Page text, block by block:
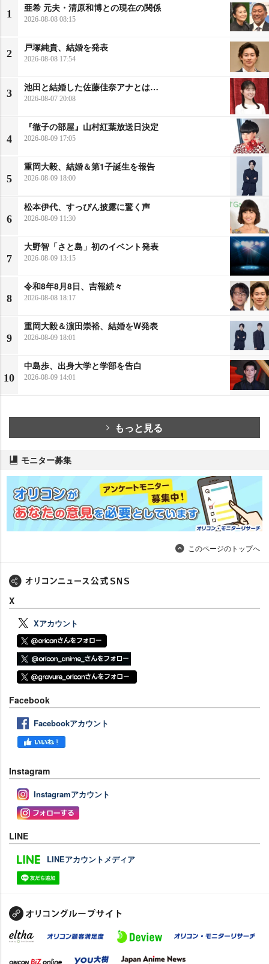
1
亜希 元夫・清原和博との現在の関係
2026-08-08 08:15
2
戸塚純貴、結婚を発表
2026-08-08 17:54
3
池田と結婚した佐藤佳奈アナとは…
2026-08-07 20:08
4
『徹子の部屋』山村紅葉放送日決定
2026-08-09 17:05
5
重岡大毅、結婚＆第1子誕生を報告
2026-08-09 18:00
6
松本伊代、すっぴん披露に驚く声
2026-08-09 11:30
7
大野智「さと島」初のイベント発表
2026-08-09 13:15
8
令和8年8月8日、吉報続々
2026-08-08 18:17
9
重岡大毅＆濵田崇裕、結婚をW発表
2026-08-09 18:01
10
中島歩、出身大学と学部を告白
2026-08-09 14:01
もっと見る
モニター募集
このページのトップへ
X
Xアカウント
Facebook
Facebookアカウント
Instagram
Instagramアカウント
LINE
LINEアカウントメディア